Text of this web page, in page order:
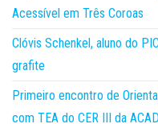
Acessível em Três Coroas
Clóvis Schenkel, aluno do
grafite
Primeiro encontro de
com TEA do CER III da